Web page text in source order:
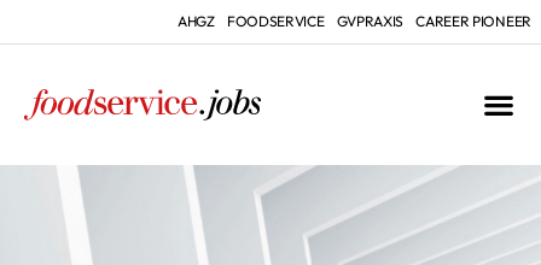
AHGZ FOODSERVICE GVPRAXIS CAREER PIONEER